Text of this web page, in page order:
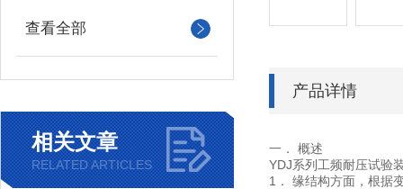
查看全部
相关文章
RELATED ARTICLES
产品详情
一． 概述
YDJ系列工频耐压试验
1． 缘结构方面，根据